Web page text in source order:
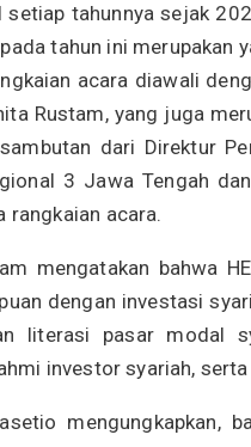
setiap tahunnya sejak
tahun ini
acara diawali
Rustam, yang juga
dari Direktur
3 Jawa Tengah
rangkaian acara.
mengatakan bahwa
dengan investasi
literasi pasar modal
investor syariah,
mengungkapkan,